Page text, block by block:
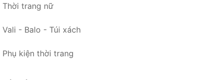
Thời trang nữ
Vali - Balo - Túi xách
Phụ kiện thời trang